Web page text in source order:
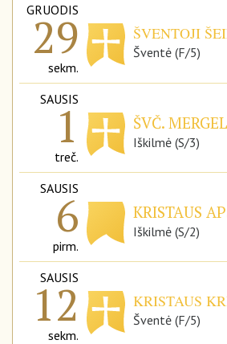
GRUODIS
29
sekm.
ŠVENTOJI
Šventė (F/5)
SAUSIS
1
treč.
ŠVČ.
Iškilmė (S/3)
SAUSIS
6
pirm.
KRISTAUS
Iškilmė (S/2)
SAUSIS
12
sekm.
KRISTAUS
Šventė (F/5)